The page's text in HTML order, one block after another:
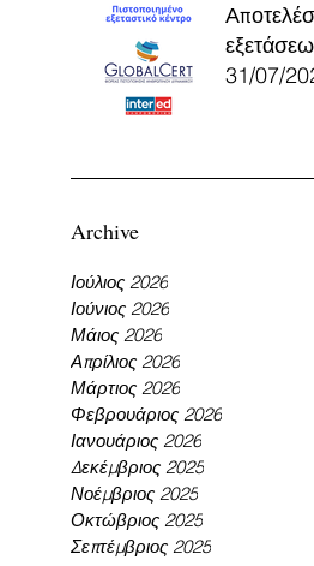
31/07/
Archive
Ιούλιος 2026
Ιούνιος 2026
Μάιος 2026
Απρίλιος 2026
Μάρτιος 2026
Φεβρουάριος 2026
Ιανουάριος 2026
Δεκέμβριος 2025
Νοέμβριος 2025
Οκτώβριος 2025
Σεπτέμβριος 2025